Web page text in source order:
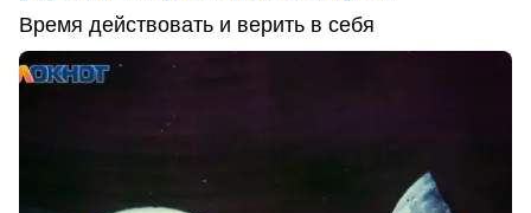
Время действовать и верить в себя